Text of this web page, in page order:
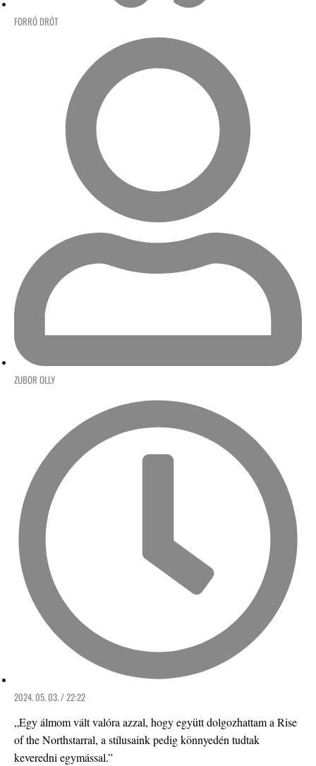
FORRÓ DRÓT
ZUBOR OLLY
2024. 05. 03. / 22:22
„Egy álmom vált valóra azzal, hogy együtt dolgozhattam a Rise
of the Northstarral, a stílusaink pedig könnyedén tudtak
keveredni egymással.”